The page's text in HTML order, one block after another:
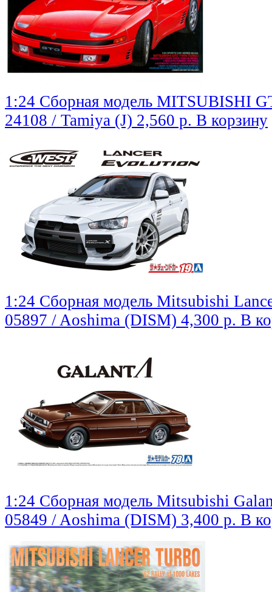
1:24 Сборная модель MITSUBISHI
24108 / Tamiya (J) 2,560 р. В корзину
1:24 Сборная модель Mitsubishi
05897 / Aoshima (DISM) 4,300 р. В
1:24 Сборная модель Mitsubishi
05849 / Aoshima (DISM) 3,400 р. В